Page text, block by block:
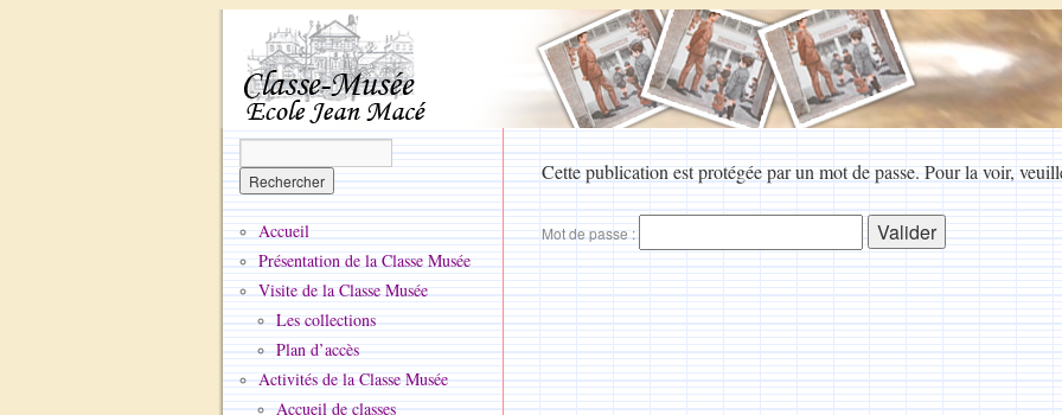
Cette publication est protégée par un mot de passe. Pour la voir,
Mot de passe :
Accueil
Présentation de la Classe Musée
Visite de la Classe Musée
Les collections
Plan d’accès
Activités de la Classe Musée
Accueil de classes